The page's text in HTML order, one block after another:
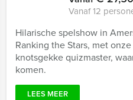
Vanaf 12
Hilarische spelshow in
Ranking the Stars, met
knotsgekke quizmaster,
komen.
LEES MEER